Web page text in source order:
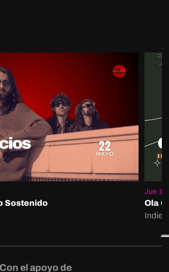
Sostenido
Jue 15
Ola
Indie
Con el apoyo de